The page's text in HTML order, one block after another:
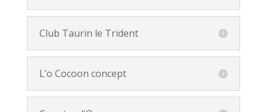
Club Taurin le Trident
L’o Cocoon concept